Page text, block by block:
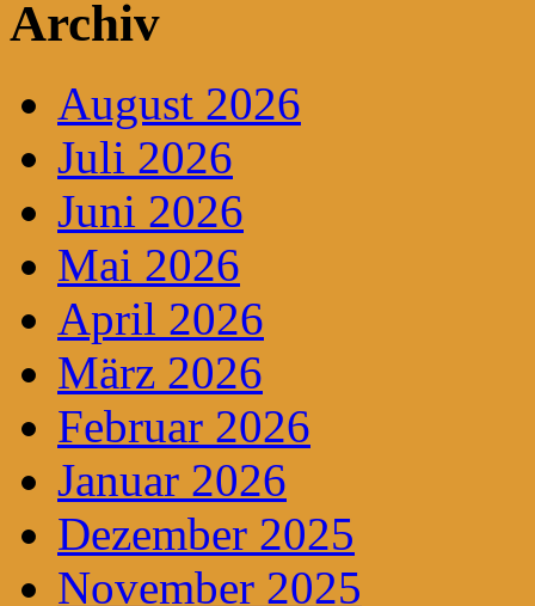
Archiv
August 2026
Juli 2026
Juni 2026
Mai 2026
April 2026
März 2026
Februar 2026
Januar 2026
Dezember 2025
November 2025